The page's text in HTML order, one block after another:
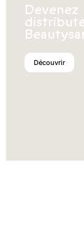
Devenez
Découvrir